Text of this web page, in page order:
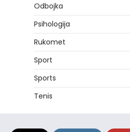
Odbojka
Psihologija
Rukomet
Sport
Sports
Tenis